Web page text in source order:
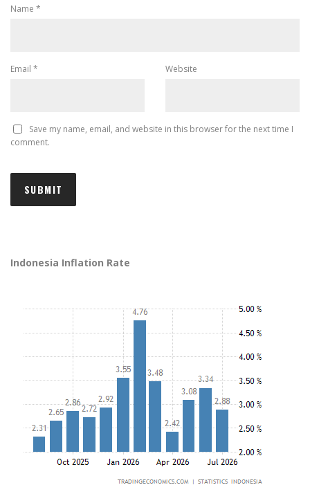
Name *
Email * Website
Save my name, email, and website in this browser for the next time I
comment.
Indonesia Inflation Rate